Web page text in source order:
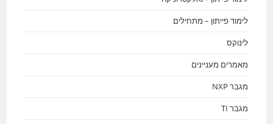
לימוד פייתון – מתחילים
לינוקס
מאמרים מעניינים
מגבר NXP
מגבר TI